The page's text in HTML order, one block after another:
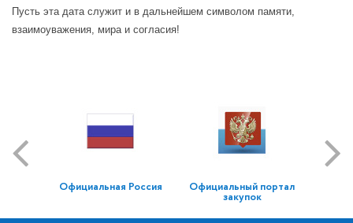
Пусть эта дата служит и в дальнейшем символом памяти,
взаимоуважения, мира и согласия!
Официальная Россия Официальный портал
закупок